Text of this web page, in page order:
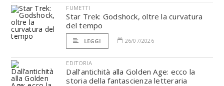
FUMETTI
Star Trek: Godshock, oltre la curvatura
del tempo
LEGGI 26/07/2026
EDITORIA
Dall’antichità alla Golden Age: ecco la
storia della fantascienza letteraria